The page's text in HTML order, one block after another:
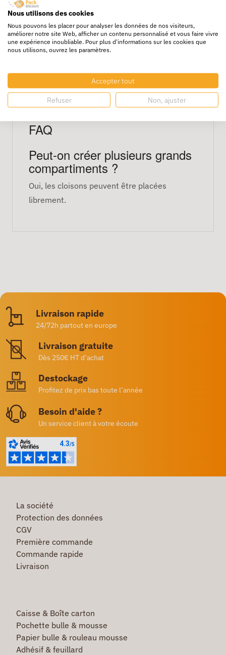
l’intérieur selon les besoins de tri.
Caractéristiques techniques
Dimensions : 500 × 310 × 200 mm
Couleur : bleu
Cloisons : amovibles et adaptables
Lot : 8 bacs
FAQ
Peut-on créer plusieurs grands
compartiments ?
Oui, les cloisons peuvent être placées
librement.
Livraison rapide
24/72h partout en europe
Livraison gratuite
Dès 250€ HT d’achat
Destockage
Profitez de prix bas toute l’année
Besoin d'aide ?
Un service client à votre écoute
La société
Protection des données
CGV
Première commande
Commande rapide
Livraison
Caisse & Boîte carton
Pochette bulle & mousse
Papier bulle & rouleau mousse
Adhésif & feuillard
Nous utilisons des cookies
Nous pouvons les placer pour analyser les données de nos visiteurs,
améliorer notre site Web, afficher un contenu personnalisé et vous faire vivre
une expérience inoubliable. Pour plus d'informations sur les cookies que
nous utilisons, ouvrez les paramètres.
Accepter tout
Refuser Non, ajuster